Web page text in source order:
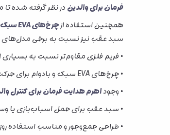
فرمان برای والدین در نظر گرفته شده
همچنین استفاده ازچرخ‌های EVA سبک و مقاوم
سبد عقب نیز نسبت به برخی مدل‌های
• فریم فلزی مقاوم‌تر نسبت به بسیاری
• چرخ‌های EVA سبک و بادوام برای حرکت نرم‌تر
• وجوداهرم هدایت فرمان برای کنترل
• سبد عقب برای حمل اسباب‌بازی یا
• طراحی جمع‌وجور و مناسب استفاده